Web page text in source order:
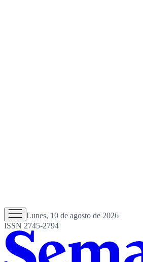
Lunes, 10 de agosto de 2026
ISSN 2745-2794